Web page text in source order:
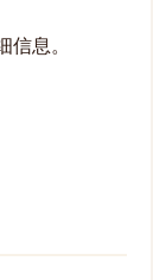
息。